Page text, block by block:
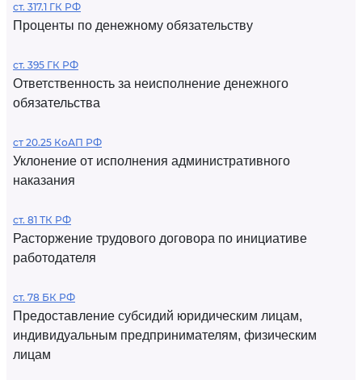
ст. 317.1 ГК РФ
Проценты по денежному обязательству
ст. 395 ГК РФ
Ответственность за неисполнение денежного
обязательства
ст 20.25 КоАП РФ
Уклонение от исполнения административного
наказания
ст. 81 ТК РФ
Расторжение трудового договора по инициативе
работодателя
ст. 78 БК РФ
Предоставление субсидий юридическим лицам,
индивидуальным предпринимателям, физическим
лицам